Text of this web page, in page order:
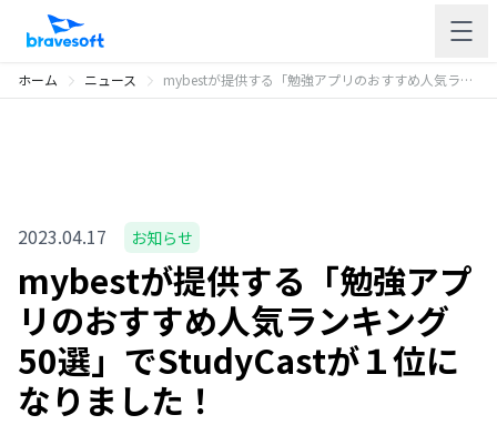
ホーム ニュース mybestが提供する「勉強アプリのおすすめ人気ランキング50選」でStudyCastが１位になりました！
2023.04.17 お知らせ
mybestが提供する「勉強アプ
リのおすすめ人気ランキング
50選」でStudyCastが１位に
なりました！